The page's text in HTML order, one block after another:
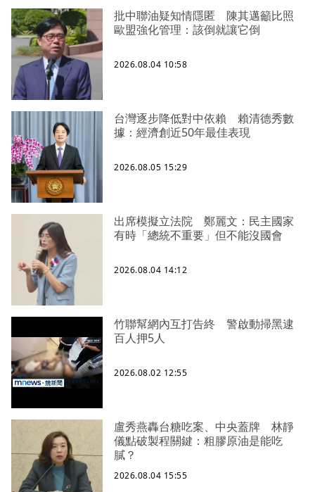
批中聯油疑知情隱匿 陳其邁籲比照
歐盟強化管理：該倒就讓它倒
2026.08.04 10:58
台灣逐步降低對中依賴 賴清德秀數
據：經濟創近50年最佳表現
2026.08.05 15:29
出席模擬立法院 鄭麗文：民主國家
有時「總統不重要」但不能沒國會
2026.08.04 14:12
竹聯幫網內互打告終 警啟動掃黑逮
百人押5人
2026.08.02 12:55
盧秀燕轟台糖吃案、中央蓋牌 林靜
儀點破製程關鍵：粗膠原油是能吃
膩？
2026.08.04 15:55